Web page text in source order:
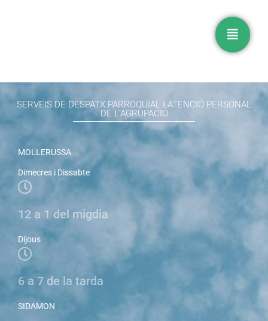
SERVEIS DE DESPATX PARROQUIAL I ATENCIÓ PERSONAL
DE L'AGRUPACIÓ
MOLLERUSSA
Dimecres i Dissabte
12 a 1 del migdia
Dijous
6 a 7 de la tarda
SIDAMON